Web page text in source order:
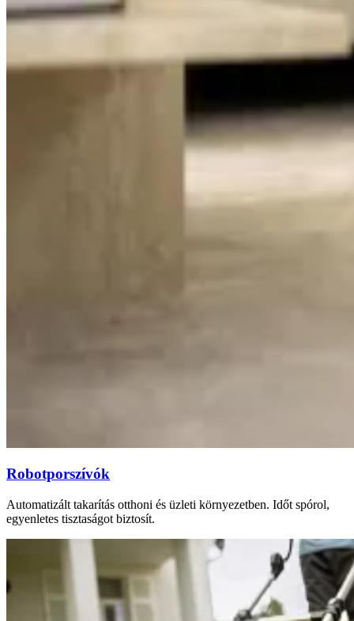
Robotporszívók
Automatizált takarítás otthoni és üzleti környezetben. Időt spórol,
egyenletes tisztaságot biztosít.